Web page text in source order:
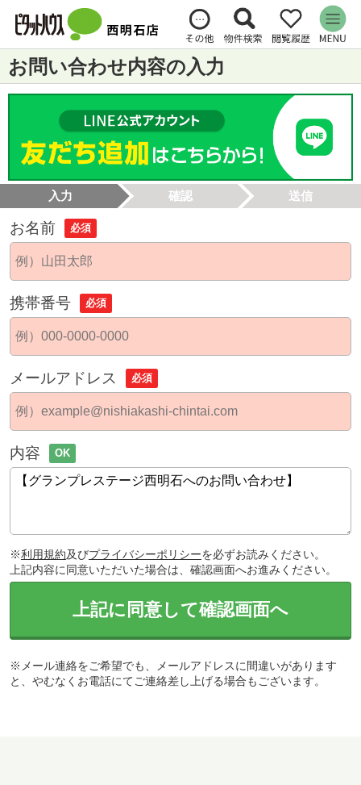
お問い合わせ内容の入力
入力 確認 送信
お名前 必須
携帯番号 必須
メールアドレス 必須
内容 OK
※利用規約及びプライバシーポリシーを必ずお読みください。
上記内容に同意いただいた場合は、確認画面へお進みください。
上記に同意して確認画面へ
※メール連絡をご希望でも、メールアドレスに間違いがあります
と、やむなくお電話にてご連絡差し上げる場合もございます。